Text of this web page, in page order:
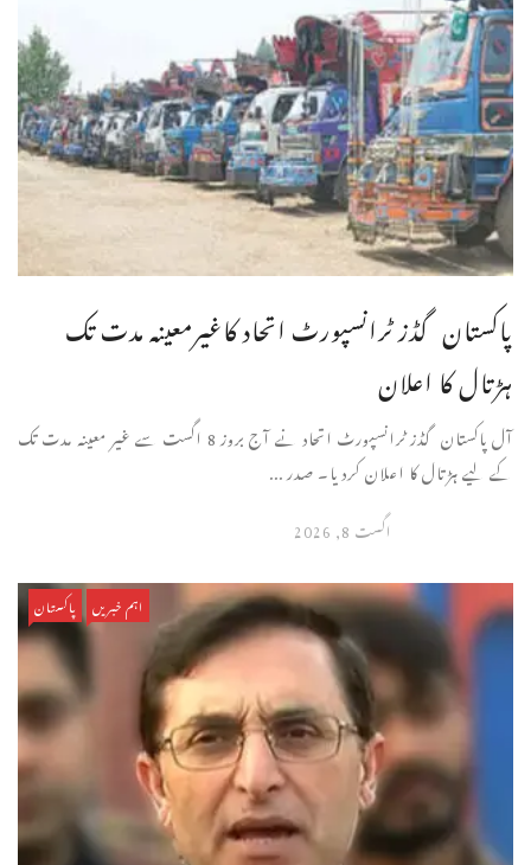
پاکستان گڈز ٹرانسپورٹ اتحاد کاغیرمعینہ مدت تک
ہڑتال کا اعلان
آل پاکستان گڈز ٹرانسپورٹ اتحاد نے آج بروز 8 اگست سے غیر معینہ مدت تک
کے لیے ہڑتال کا اعلان کردیا۔ صدر ...
اگست 8, 2026
اہم خبریں پاکستان